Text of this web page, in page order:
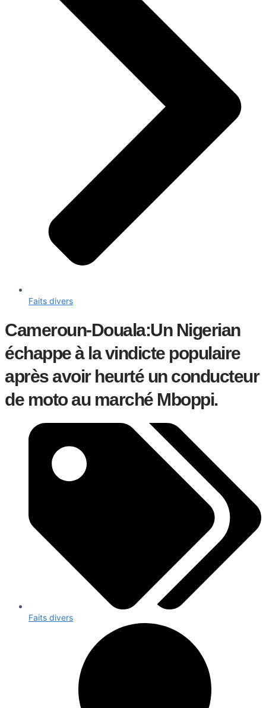
Faits divers
Cameroun-Douala:Un Nigerian
échappe à la vindicte populaire
après avoir heurté un conducteur
de moto au marché Mboppi.
Faits divers